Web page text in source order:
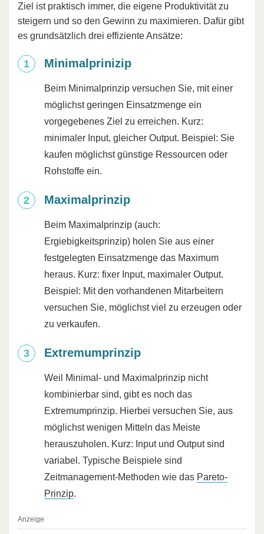
Ziel ist praktisch immer, die eigene Produktivität zu
steigern und so den Gewinn zu maximieren. Dafür gibt
es grundsätzlich drei effiziente Ansätze:
Minimalprinizip
Beim Minimalprinzip versuchen Sie, mit einer
möglichst geringen Einsatzmenge ein
vorgegebenes Ziel zu erreichen. Kurz:
minimaler Input, gleicher Output. Beispiel: Sie
kaufen möglichst günstige Ressourcen oder
Rohstoffe ein.
Maximalprinzip
Beim Maximalprinzip (auch:
Ergiebigkeitsprinzip) holen Sie aus einer
festgelegten Einsatzmenge das Maximum
heraus. Kurz: fixer Input, maximaler Output.
Beispiel: Mit den vorhandenen Mitarbeitern
versuchen Sie, möglichst viel zu erzeugen oder
zu verkaufen.
Extremumprinzip
Weil Minimal- und Maximalprinzip nicht
kombinierbar sind, gibt es noch das
Extremumprinzip. Hierbei versuchen Sie, aus
möglichst wenigen Mitteln das Meiste
herauszuholen. Kurz: Input und Output sind
variabel. Typische Beispiele sind
Zeitmanagement-Methoden wie das Pareto-
Prinzip.
Anzeige